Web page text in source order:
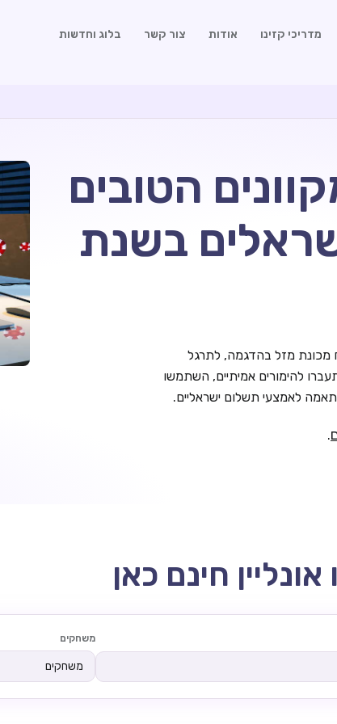
מדריכי קזינו אודות צור קשר בלוג וחדשות
הטובים
בשנת
מכונת מזל בהדגמה, לתרגל
להימורים אמיתיים, השתמשו
לאמצעי תשלום ישראליים.
.
משחקים
משחקים